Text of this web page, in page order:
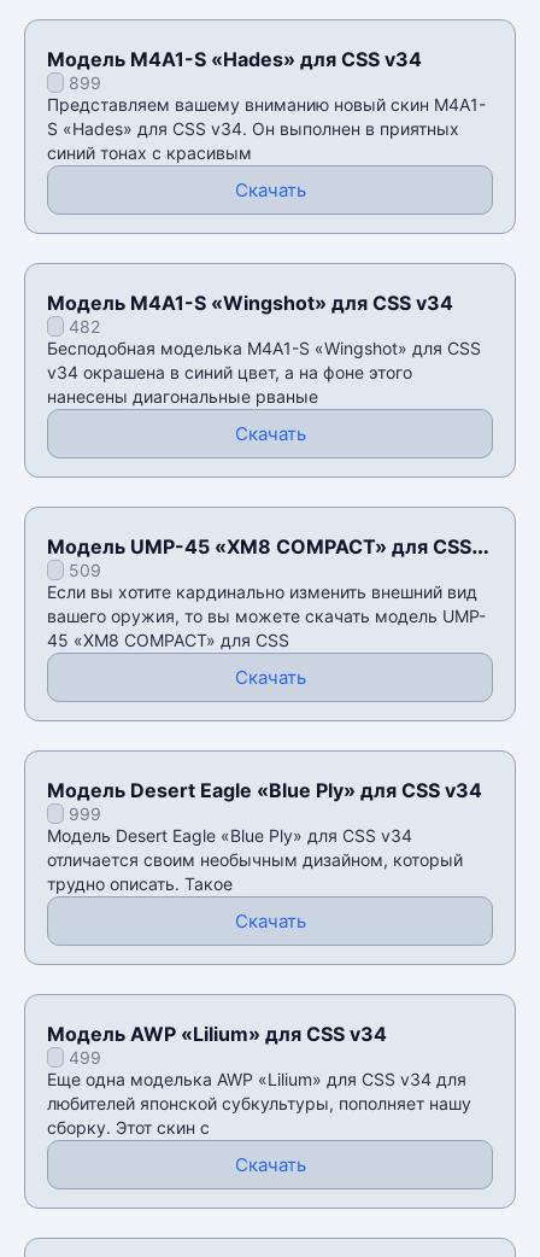
Модель M4A1-S «Hades» для CSS v34
899
Представляем вашему вниманию новый скин M4A1-
S «Hades» для CSS v34. Он выполнен в приятных
синий тонах с красивым
Скачать
Модель M4A1-S «Wingshot» для CSS v34
482
Бесподобная моделька M4A1-S «Wingshot» для CSS
v34 окрашена в синий цвет, а на фоне этого
нанесены диагональные рваные
Скачать
Модель UMP-45 «XM8 COMPACT» для CSS
v34509
Если вы хотите кардинально изменить внешний вид
вашего оружия, то вы можете скачать модель UMP-
45 «XM8 COMPACT» для CSS
Скачать
Модель Desert Eagle «Blue Ply» для CSS v34
999
Модель Desert Eagle «Blue Ply» для CSS v34
отличается своим необычным дизайном, который
трудно описать. Такое
Скачать
Модель AWP «Lilium» для CSS v34
499
Еще одна моделька AWP «Lilium» для CSS v34 для
любителей японской субкультуры, пополняет нашу
сборку. Этот скин с
Скачать